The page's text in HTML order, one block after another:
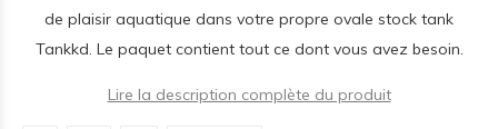
de plaisir aquatique dans votre propre ovale stock tank
Tankkd. Le paquet contient tout ce dont vous avez besoin.
Lire la description complète du produit